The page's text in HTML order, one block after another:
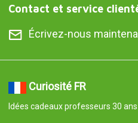
Contact et service
Écrivez-nous
Curiosité FR
Idées cadeaux professeurs 30